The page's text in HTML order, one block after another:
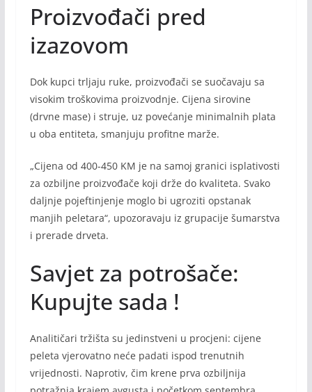
Proizvođači pred
izazovom
Dok kupci trljaju ruke, proizvođači se suočavaju sa
visokim troškovima proizvodnje. Cijena sirovine
(drvne mase) i struje, uz povećanje minimalnih plata
u oba entiteta, smanjuju profitne marže.
„Cijena od 400-450 KM je na samoj granici isplativosti
za ozbiljne proizvođače koji drže do kvaliteta. Svako
daljnje pojeftinjenje moglo bi ugroziti opstanak
manjih peletara“, upozoravaju iz grupacije šumarstva
i prerade drveta.
Savjet za potrošače:
Kupujte sada !
Analitičari tržišta su jedinstveni u procjeni: cijene
peleta vjerovatno neće padati ispod trenutnih
vrijednosti. Naprotiv, čim krene prva ozbiljnija